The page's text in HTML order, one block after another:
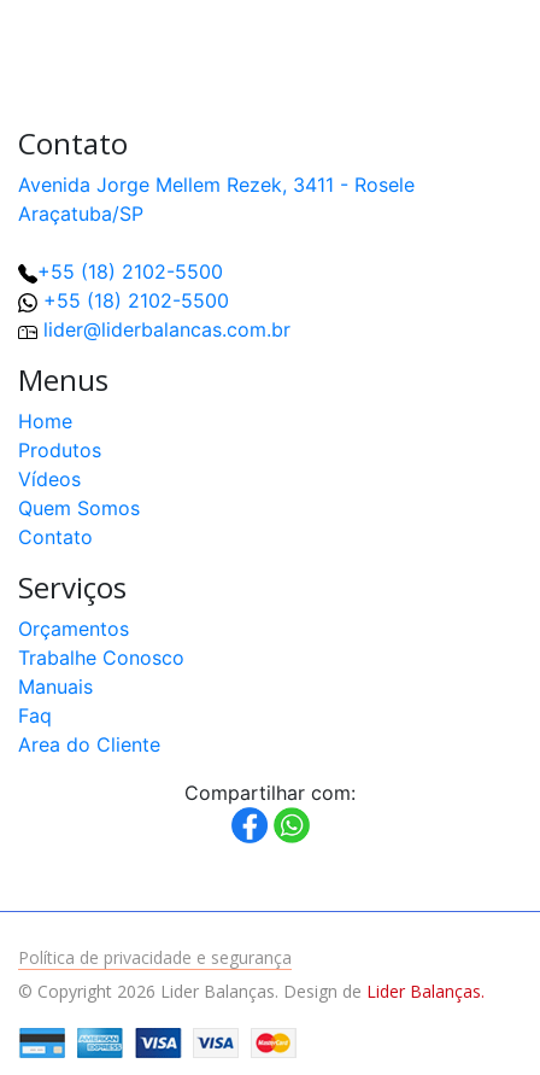
Contato
Avenida Jorge Mellem Rezek, 3411 - Rosele
Araçatuba/SP
+55 (18) 2102-5500
+55 (18) 2102-5500
lider@liderbalancas.com.br
Menus
Home
Produtos
Vídeos
Quem Somos
Contato
Serviços
Orçamentos
Trabalhe Conosco
Manuais
Faq
Area do Cliente
Compartilhar com:
Política de privacidade e segurança
© Copyright 2026 Lider Balanças. Design de Lider Balanças.